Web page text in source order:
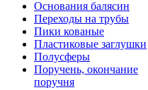
Основания балясин
Переходы на трубы
Пики кованые
Пластиковые заглушки
Полусферы
Поручень, окончание
поручня